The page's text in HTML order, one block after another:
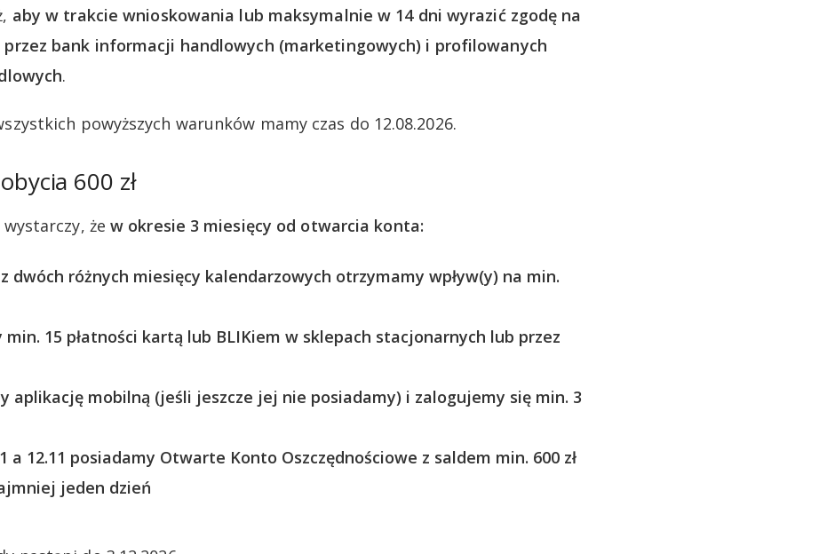
aby w trakcie wnioskowania lub maksymalnie w 14 dni wyrazić zgodę na
przez bank informacji handlowych (marketingowych) i profilowanych
.
powyższych warunków mamy czas do 12.08.2026.
600 zł
że w okresie 3 miesięcy od otwarcia konta:
dwóch różnych miesięcy kalendarzowych otrzymamy wpływ(y) na min.
15 płatności kartą lub BLIKiem w sklepach stacjonarnych lub przez
aplikację mobilną (jeśli jeszcze jej nie posiadamy) i zalogujemy się min. 3
a 12.11 posiadamy Otwarte Konto Oszczędnościowe z saldem min. 600 zł
jeden dzień